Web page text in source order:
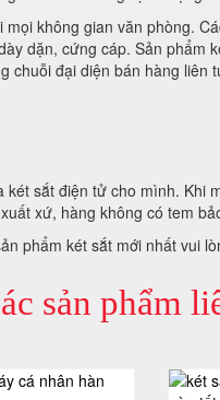
không gian văn phòng.
dặn, cứng cáp. Sản
chuỗi đại diện bán hàng liên
sắt điện tử cho mình.
xứ, hàng không có tem
phẩm két sắt mới nhất vui
sản phẩm